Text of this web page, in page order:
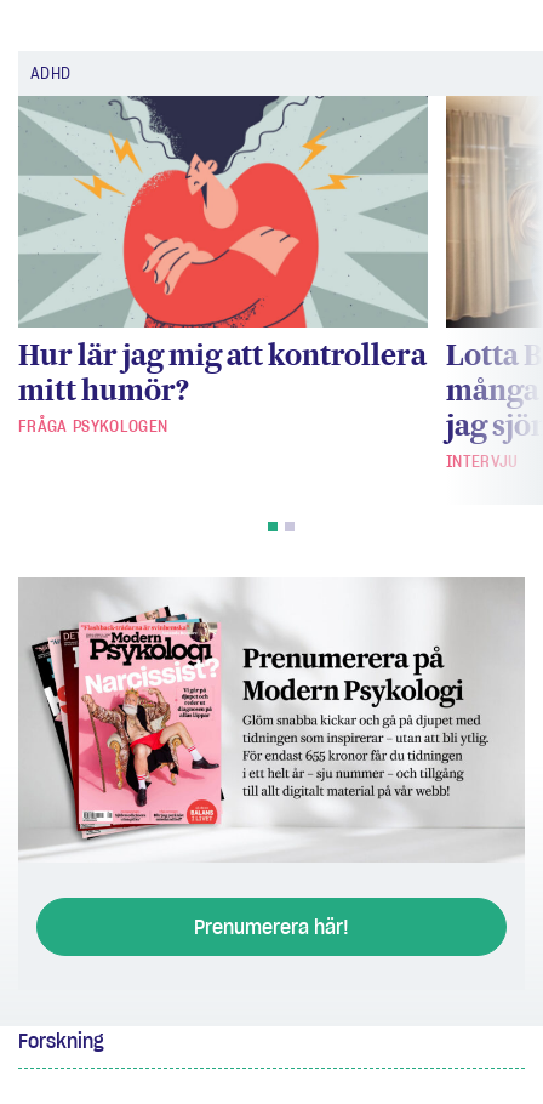
ADHD
Hur lär jag mig att kontrollera
mitt humör?
FRÅGA PSYKOLOGEN
Lotta
jag
INTERVJU
Prenumerera här!
Forskning